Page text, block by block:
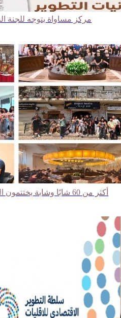
مركز مساواة يتوجه للجنة
أكثر من 60 شابًا وشابة